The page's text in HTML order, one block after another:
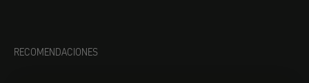
RECOMENDACIONES